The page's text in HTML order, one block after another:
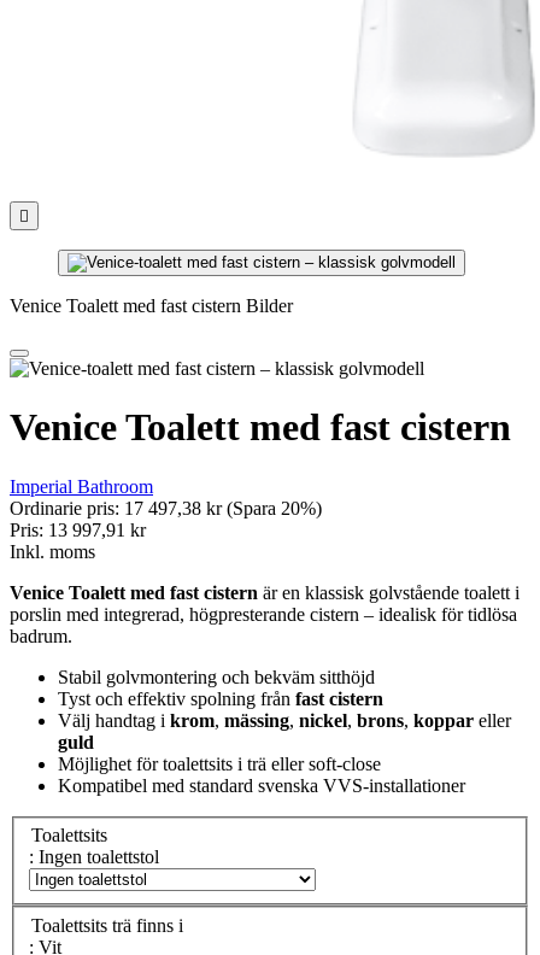

Venice Toalett med fast cistern Bilder
Venice Toalett med fast cistern
Imperial Bathroom
Ordinarie pris: 17 497,38 kr(Spara 20%)
Pris: 13 997,91 kr
Inkl. moms
Venice Toalett med fast cistern är en klassisk golvstående toalett i
porslin med integrerad, högpresterande cistern – idealisk för tidlösa
badrum.
Stabil golvmontering och bekväm sitthöjd
Tyst och effektiv spolning från fast cistern
Välj handtag i krom, mässing, nickel, brons, koppar eller
guld
Möjlighet för toalettsits i trä eller soft-close
Kompatibel med standard svenska VVS-installationer
Toalettsits
: Ingen toalettstol
Toalettsits trä finns i
: Vit